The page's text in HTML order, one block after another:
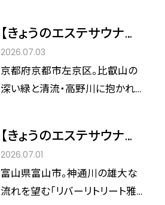
で。五感を研ぎ澄ます「最新のと
とのい」を体験する旅へ出かけま
せんか。
特別なリトリート
物語を紡ぐための隠れ家リトリー
トヴィラです。 音楽の響きのよう
に調和する5つの棟と、心身を解
き放つ本格サウナが、日常のノイ
誘います。 “竹林に囲まれた、100
年の隠れ家” 「RICKA」の名の由
来は、竹の楽器「律管（りっか
ん）」。風に揺れる竹の音、川のせ
【きょうのエステサウナ旅
VOL.12】比叡山の麓で、生
まれ変わる。京都・八瀬
「moksa」で叶える、魂の
2026.07.03
京都府京都市左京区。比叡山の
深い緑と清流・高野川に抱かれ
を再起動させるための隠れ家で
す。 サウナのスペシャリスト・笹野
美紀恵氏プロデュースのプライ
ベートサウナと、現代作家が手が
【きょうのエステサウナ旅
VOL.11】神通川のせせらぎ
とアートに浸る。富山・リ
バーリトリート雅樂倶で
2026.07.01
富山県富山市。神通川の雄大な
流れを望む「リバーリトリート雅